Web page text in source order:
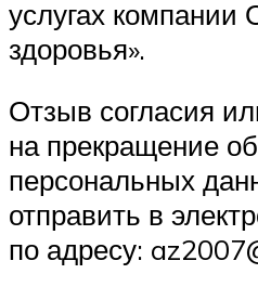
услугах компании
здоровья».
Отзыв согласия
на прекращение
персональных
отправить в
по адресу: